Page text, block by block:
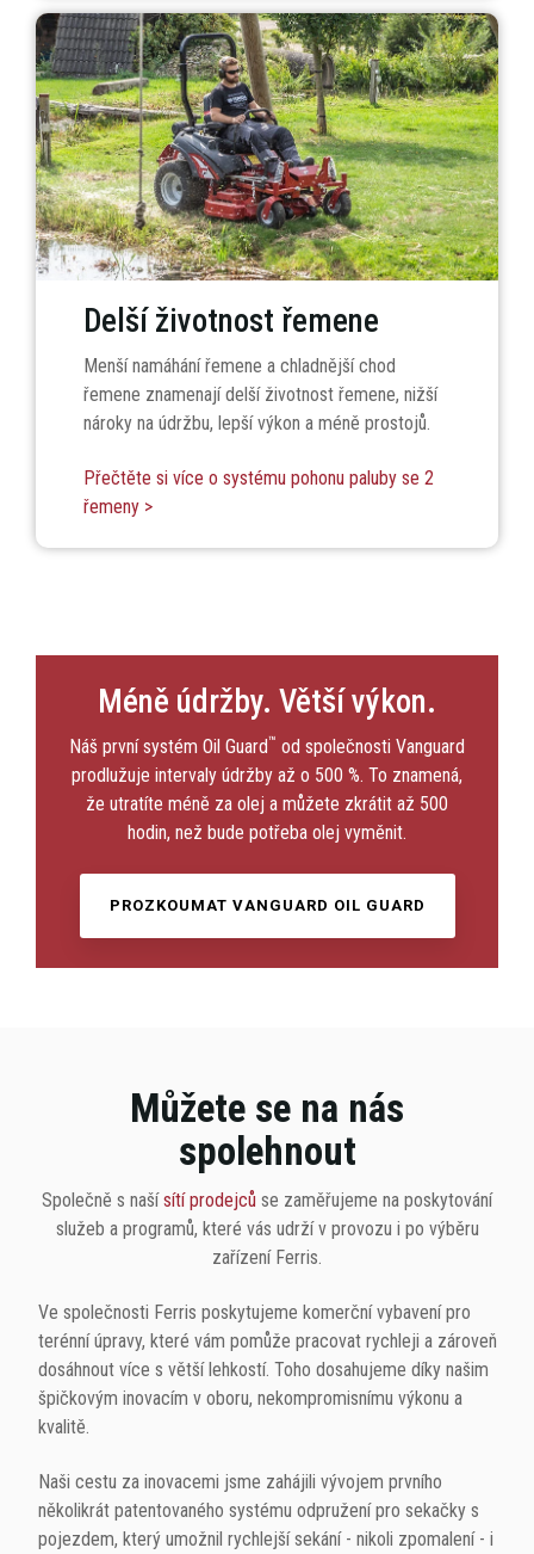
Delší životnost řemene
Menší namáhání řemene a chladnější chod
řemene znamenají delší životnost řemene, nižší
nároky na údržbu, lepší výkon a méně prostojů.
Přečtěte si více o systému pohonu paluby se 2
řemeny >
Méně údržby. Větší výkon.
Náš první systém Oil Guard™ od společnosti Vanguard
prodlužuje intervaly údržby až o 500 %. To znamená,
že utratíte méně za olej a můžete zkrátit až 500
hodin, než bude potřeba olej vyměnit.
PROZKOUMAT VANGUARD OIL GUARD
Můžete se na nás
spolehnout
Společně s našísítí prodejců se zaměřujeme na poskytování
služeb a programů, které vás udrží v provozu i po výběru
zařízení Ferris.
Ve společnosti Ferris poskytujeme komerční vybavení pro
terénní úpravy, které vám pomůže pracovat rychleji a zároveň
dosáhnout více s větší lehkostí. Toho dosahujeme díky našim
špičkovým inovacím v oboru, nekompromisnímu výkonu a
kvalitě.
Naši cestu za inovacemi jsme zahájili vývojem prvního
několikrát patentovaného systému odpružení pro sekačky s
pojezdem, který umožnil rychlejší sekání - nikoli zpomalení - i